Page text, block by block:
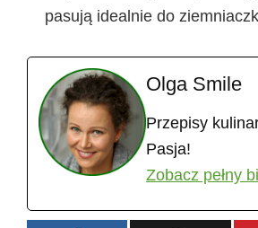
pasują idealnie do
Olga Smile
Przepisy
Pasja!
Zobacz pełny